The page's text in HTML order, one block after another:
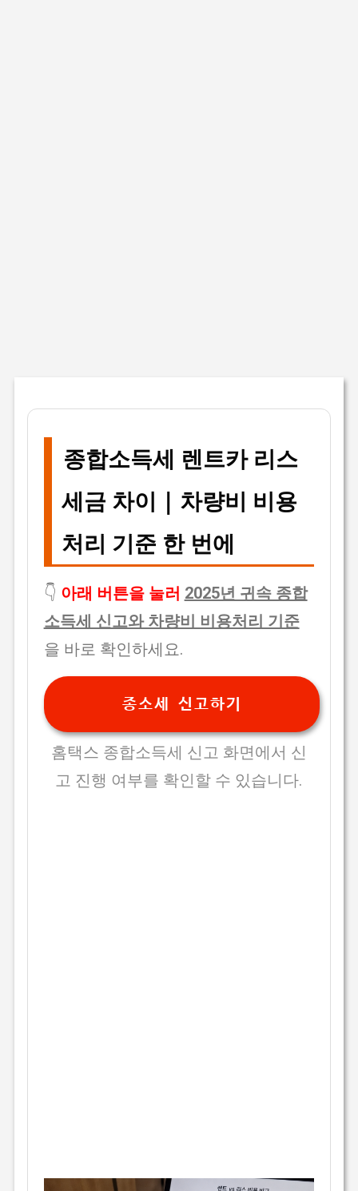
종합소득세 렌트카 리스
세금 차이 | 차량비 비용
처리 기준 한 번에
👇 아래 버튼을 눌러 2025년 귀속 종합
소득세 신고와 차량비 비용처리 기준
을 바로 확인하세요.
종소세 신고하기
홈택스 종합소득세 신고 화면에서 신
고 진행 여부를 확인할 수 있습니다.